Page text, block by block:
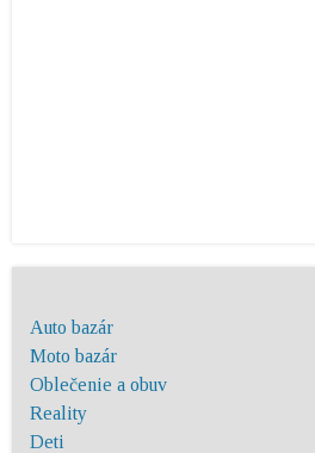
Auto bazár
Moto bazár
Oblečenie a obuv
Reality
Deti